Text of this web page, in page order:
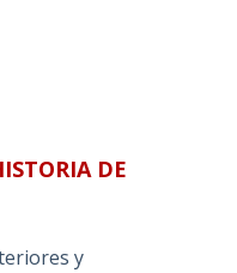
DE
y